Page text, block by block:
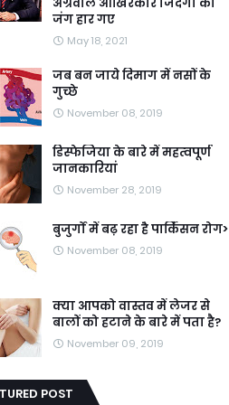
जंग हार गए
May 18, 2021
जब बन जाये दिमाग में नसों के
गुच्छे
November 08, 2019
डिस्फेजिया के बारे में महत्वपूर्ण
जानकारियां
November 28, 2019
बुजुर्गों में बढ़ रहा है पार्किंसन रोग>
November 08, 2019
क्या आपको वास्तव में लेजर से
बालों को हटाने के बारे में पता है?
November 09, 2019
POST